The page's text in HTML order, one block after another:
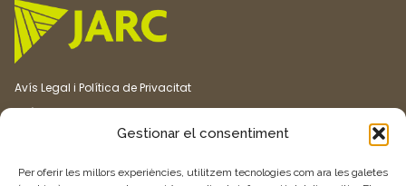
Gestionar el consentiment
Per oferir les millors experiències, utilitzem tecnologies com ara les galetes
Avís Legal i Política de Privacitat
Política de Cookies